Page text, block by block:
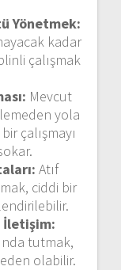
Yönetmek:
kadar
çalışmak
Mevcut
yola
çalışmayı
Atıf
ciddi bir
İletişim:
tutmak,
olabilir.